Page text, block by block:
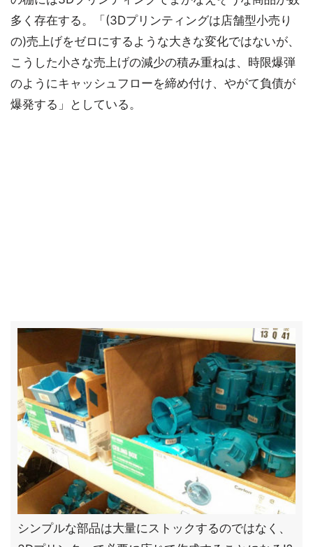
多く存在する。「(3Dプリンティングは店舗型小売り
の)売上げをゼロにするような大きな変化ではないが、
こうした小さな売上げの減少の積み重ねは、時限爆弾
のようにキャッシュフローを締め付け、やがて負債が
爆発する」としている。
シンプルな部品は大量にストックするのではなく、